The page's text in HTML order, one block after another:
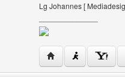
Lg Johannes [
Website dieses